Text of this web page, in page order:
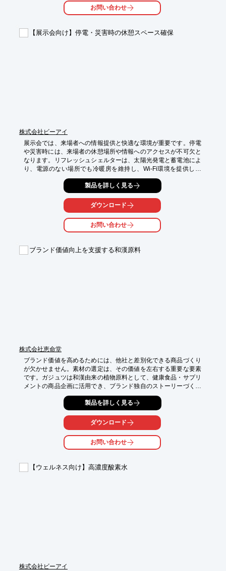
お問い合わせ
【展示会向け】停電・災害時の休憩スペース確保
株式会社ビーアイ
展示会では、来場者への情報提供と快適な環境が重要です。停電
や災害時には、来場者の休憩場所や情報へのアクセスが不可欠と
なります。リフレッシュシェルターは、太陽光発電と蓄電池によ
り、電源のない場所でも冷暖房を維持し、Wi-Fi環境を提供しま
す。展示会来場者の安全確保と、情報提供をサポートします。
【活用シーン】
・イベント会場の一時休憩所
・災害時の避難スペース
・情報提供ステーション
・Wi-Fiによる情報アクセス
製品を詳しく見る
ダウンロード
お問い合わせ
ブランド価値向上を支援する和漢原料
株式会社恵命堂
ブランド価値を高めるためには、他社と差別化できる商品づくり
が欠かせません。素材の選定は、その価値を左右する重要な要素
です。ガジュツは和漢由来の植物原料として、健康食品・サプリ
メントの商品企画に活用でき、ブランド独自のストーリーづくり
にも役立ちます。差別化を意識した商品開発を支援します。
製品を詳しく見る
ダウンロード
お問い合わせ
【ウェルネス向け】高濃度酸素水
株式会社ビーアイ